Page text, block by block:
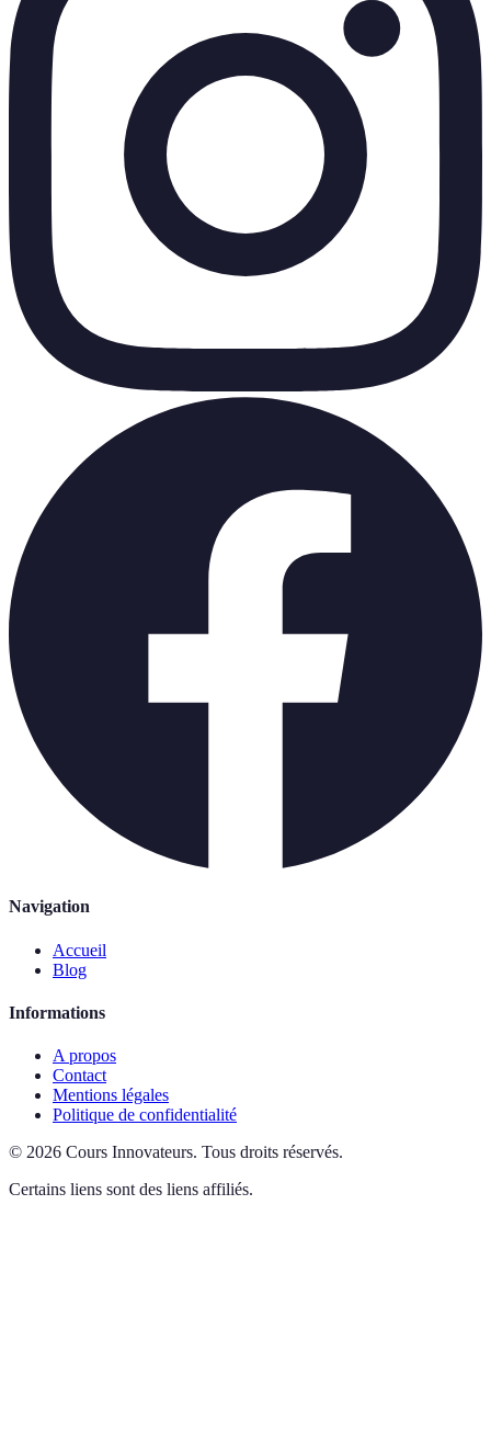
Navigation
Accueil
Blog
Informations
A propos
Contact
Mentions légales
Politique de confidentialité
© 2026 Cours Innovateurs. Tous droits réservés.
Certains liens sont des liens affiliés.